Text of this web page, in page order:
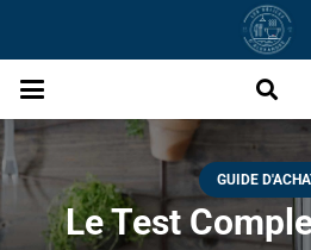
GUIDE
Le Test